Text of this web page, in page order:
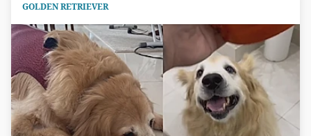
GOLDEN RETRIEVER